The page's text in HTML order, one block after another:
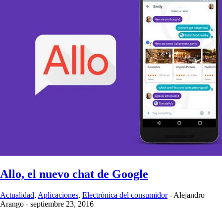
Allo, el nuevo chat de Google
Actualidad, Aplicaciones, Electrónica del consumidor - Alejandro
Arango - septiembre 23, 2016